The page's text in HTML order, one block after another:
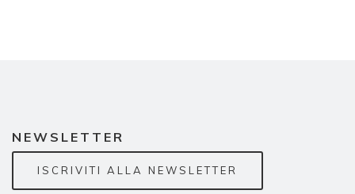
NEWSLETTER
ISCRIVITI ALLA NEWSLETTER